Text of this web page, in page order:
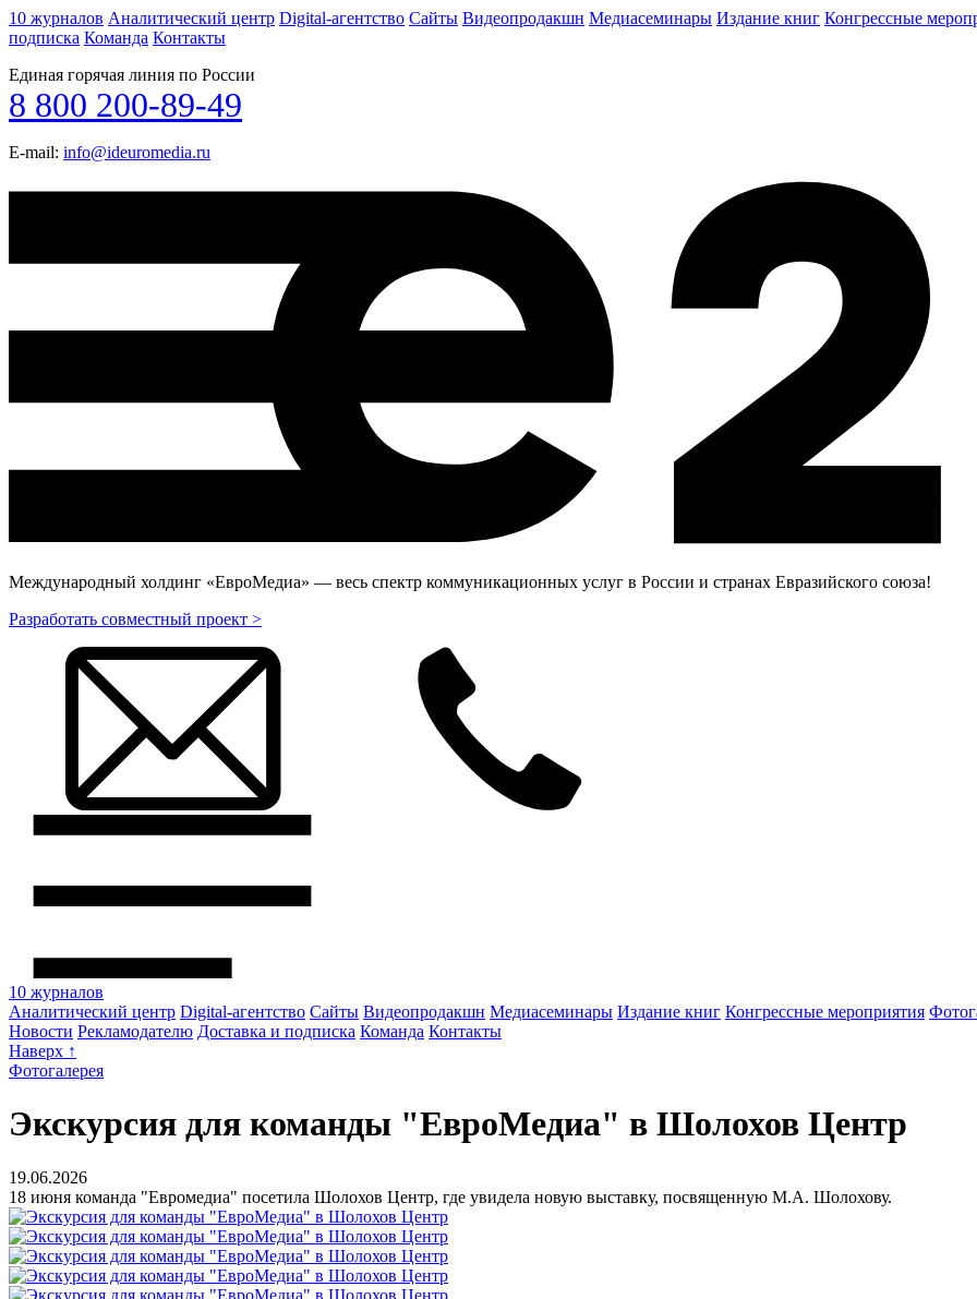
10 журналов Аналитический центр Digital-агентство Сайты Видеопродакшн Медиасеминары Издание книг Конгрессные
подписка Команда Контакты
Единая горячая линия по России
8 800 200-89-49
E-mail: info@ideuromedia.ru
Международный холдинг «ЕвроМедиа» — весь спектр коммуникационных услуг в России и странах Евразийского союза!
Разработать совместный проект >
10 журналов
Аналитический центр Digital-агентство Сайты Видеопродакшн Медиасеминары Издание книг Конгрессные мероприятия
Новости Рекламодателю Доставка и подписка Команда Контакты
Наверх ↑
Фотогалерея
Экскурсия для команды "ЕвроМедиа" в Шолохов Центр
19.06.2026
18 июня команда "Евромедиа" посетила Шолохов Центр, где увидела новую выставку, посвященную М.А. Шолохову.